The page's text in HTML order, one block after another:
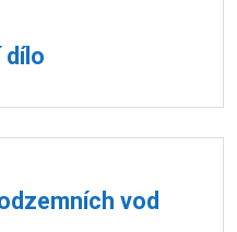
dílo
vod